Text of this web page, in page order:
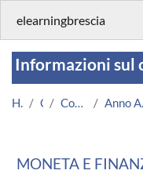
elearningbrescia
Informazioni sul
Home Corsi Corsi Istituzionali
MONETA E